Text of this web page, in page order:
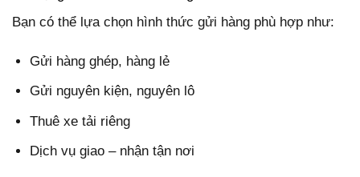
Bạn có thể lựa chọn hình thức gửi hàng phù hợp như:
Gửi hàng ghép, hàng lẻ
Gửi nguyên kiện, nguyên lô
Thuê xe tải riêng
Dịch vụ giao – nhận tận nơi